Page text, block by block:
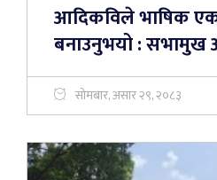
आदिकविले भाषिक
बनाउनुभयो : सभामुख
सोमबार, असार २९, २०८३